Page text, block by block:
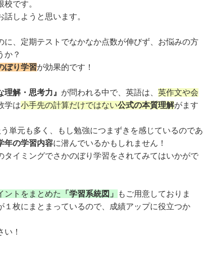
です。
話しようと思います。
に、定期テストでなかなか点数が伸びず、お悩みの方
か？
ぼり学習が効果的です！
理解・思考力』 が問われる中で、英語は、 英作文や会
学は小手先の計算だけではない公式の本質理解がます
単元も多く、もし勉強につまずきを感じているのであ
年の学習内容に潜んでいるかもしれません！
タイミングでさかのぼり学習をされてみてはいかがで
ントをまとめた 「学習系統図」
もご用意しておりま
１枚にまとまっているので、成績アップに役立つか
！